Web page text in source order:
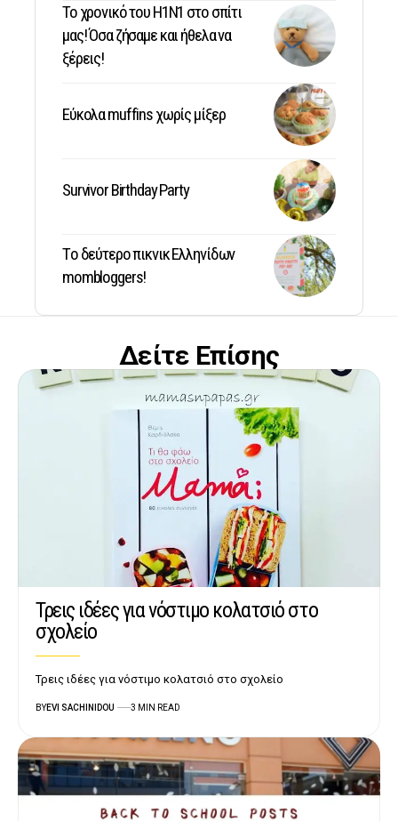
Το χρονικό του Η1Ν1 στο σπίτι
μας! Όσα ζήσαμε και ήθελα να
ξέρεις!
Εύκολα muffins χωρίς μίξερ
Survivor Birthday Party
Tο δεύτερο πικνικ Ελληνίδων
mombloggers!
Δείτε Επίσης
Τρεις ιδέες για νόστιμο κολατσιό στο
σχολείο
Τρεις ιδέες για νόστιμο κολατσιό στο σχολείο
BYEVI SACHINIDOU 3 MIN READ